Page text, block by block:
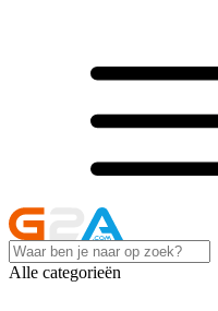
Alle categorieën